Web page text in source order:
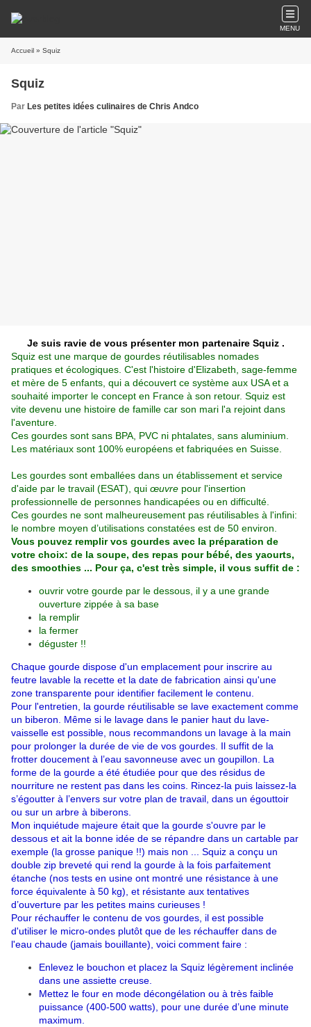
MENU
Accueil » Squiz
Squiz
Par Les petites idées culinaires de Chris Andco
Je suis ravie de vous présenter mon partenaire Squiz .
Squiz est une marque de gourdes réutilisables nomades
pratiques et écologiques. C'est l'histoire d'Elizabeth, sage-femme
et mère de 5 enfants, qui a découvert ce système aux USA et a
souhaité importer le concept en France à son retour. Squiz est
vite devenu une histoire de famille car son mari l'a rejoint dans
l'aventure.
Ces gourdes sont sans BPA, PVC ni phtalates, sans aluminium.
Les matériaux sont 100% européens et fabriquées en Suisse.
Les gourdes sont emballées dans un établissement et service
d'aide par le travail (ESAT), qui œuvre pour l'insertion
professionnelle de personnes handicapées ou en difficulté.
Ces gourdes ne sont malheureusement pas réutilisables à l'infini:
le nombre moyen d’utilisations constatées est de 50 environ.
Vous pouvez remplir vos gourdes avec la préparation de
votre choix: de la soupe, des repas pour bébé, des yaourts,
des smoothies ... Pour ça, c'est très simple, il vous suffit de :
ouvrir votre gourde par le dessous, il y a une grande
ouverture zippée à sa base
la remplir
la fermer
déguster !!
Chaque gourde dispose d'un emplacement pour inscrire au
feutre lavable la recette et la date de fabrication ainsi qu'une
zone transparente pour identifier facilement le contenu.
Pour l'entretien, la gourde réutilisable se lave exactement comme
un biberon. Même si le lavage dans le panier haut du lave-
vaisselle est possible, nous recommandons un lavage à la main
pour prolonger la durée de vie de vos gourdes. Il suffit de la
frotter doucement à l’eau savonneuse avec un goupillon. La
forme de la gourde a été étudiée pour que des résidus de
nourriture ne restent pas dans les coins. Rincez-la puis laissez-la
s’égoutter à l’envers sur votre plan de travail, dans un égouttoir
ou sur un arbre à biberons.
Mon inquiétude majeure était que la gourde s'ouvre par le
dessous et ait la bonne idée de se répandre dans un cartable par
exemple (la grosse panique !!) mais non ... Squiz a conçu un
double zip breveté qui rend la gourde à la fois parfaitement
étanche (nos tests en usine ont montré une résistance à une
force équivalente à 50 kg), et résistante aux tentatives
d’ouverture par les petites mains curieuses !
Pour réchauffer le contenu de vos gourdes, il est possible
d'utiliser le micro-ondes plutôt que de les réchauffer dans de
l'eau chaude (jamais bouillante), voici comment faire :
Enlevez le bouchon et placez la Squiz légèrement inclinée
dans une assiette creuse.
Mettez le four en mode décongélation ou à très faible
puissance (400-500 watts), pour une durée d’une minute
maximum.